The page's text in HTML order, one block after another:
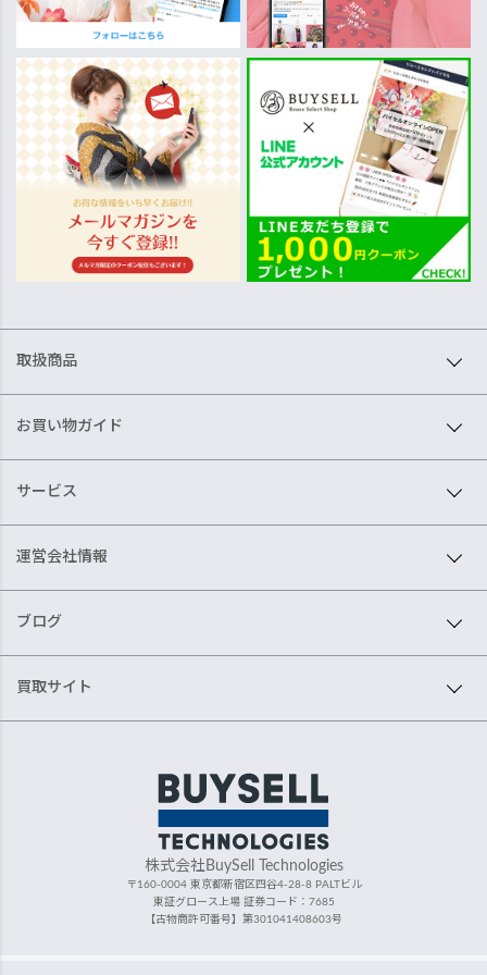
取扱商品
お買い物ガイド
サービス
運営会社情報
ブログ
買取サイト
株式会社BuySell Technologies
〒160-0004 東京都新宿区四谷4-28-8 PALTビル
東証グロース上場 証券コード：7685
【古物商許可番号】第301041408603号